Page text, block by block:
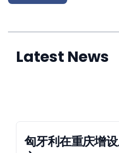
Latest News
匈牙利在重庆增